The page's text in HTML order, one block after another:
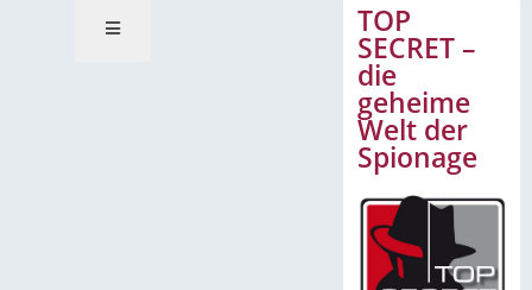
TOP
SECRET –
die
geheime
Welt der
Spionage